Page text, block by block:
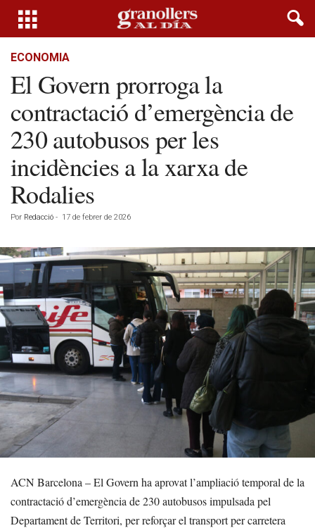
ECONOMIA
El Govern prorroga la
contractació d’emergència de
230 autobusos per les
incidències a la xarxa de
Rodalies
Por Redacció - 17 de febrer de 2026
ACN Barcelona – El Govern ha aprovat l’ampliació temporal de la
contractació d’emergència de 230 autobusos impulsada pel
Departament de Territori, per reforçar el transport per carretera